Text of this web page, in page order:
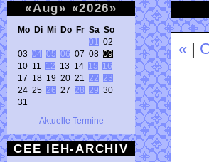
«Aug» «2026»
Mo Di Mi Do Fr Sa So
01
02
03 04 05 06 07 08 09
10 11 12 13 14 15
16
17 18 19 20 21 22
23
24 25 26 27 28 29 30
31
Aktuelle Termine
CEE IEH-ARCHIV
«